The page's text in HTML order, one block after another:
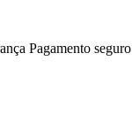
Pagamento seguro